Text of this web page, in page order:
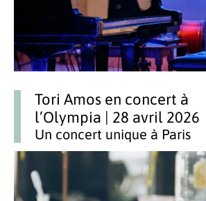
Tori Amos en concert à
l’Olympia | 28 avril 2026
Un concert unique à Paris